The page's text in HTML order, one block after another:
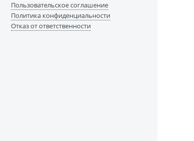
Пользовательское соглашение
Политика конфиденциальности
Отказ от ответственности